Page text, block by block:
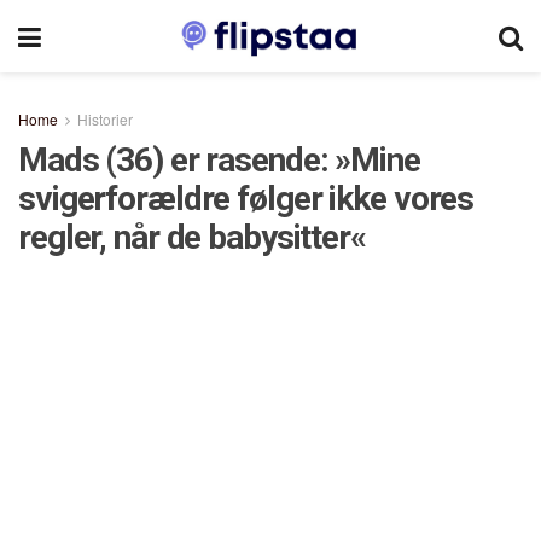
Home Historier
Mads (36) er rasende: »Mine
svigerforældre følger ikke vores
regler, når de babysitter«